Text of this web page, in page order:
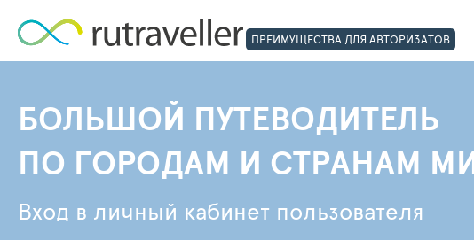
ПРЕИМУЩЕСТВА ДЛЯ АВТОРИЗАТОВ
БОЛЬШОЙ ПУТЕВОДИТЕЛЬ
ПО ГОРОДАМ И СТРАНАМ
Вход в личный кабинет пользователя